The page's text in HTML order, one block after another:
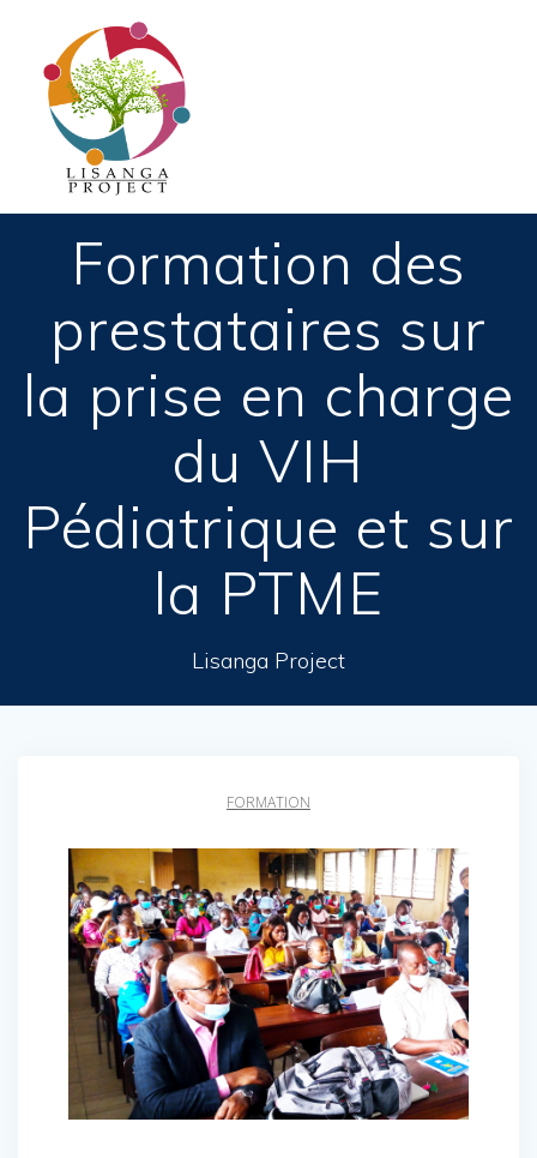
Formation des
prestataires sur
la prise en charge
du VIH
Pédiatrique et sur
la PTME
Lisanga Project
FORMATION